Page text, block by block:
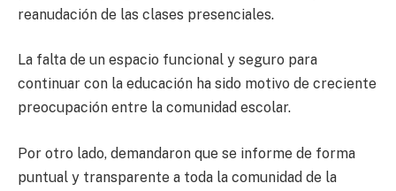
reanudación de las clases presenciales.
La falta de un espacio funcional y seguro para
continuar con la educación ha sido motivo de creciente
preocupación entre la comunidad escolar.
Por otro lado, demandaron que se informe de forma
puntual y transparente a toda la comunidad de la